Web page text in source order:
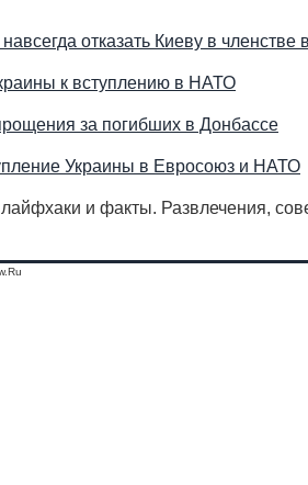
отказать Киеву в
к вступлению в НАТО
за погибших в Донбассе
Украины в Евросоюз и НАТО
и факты. Развлечения,